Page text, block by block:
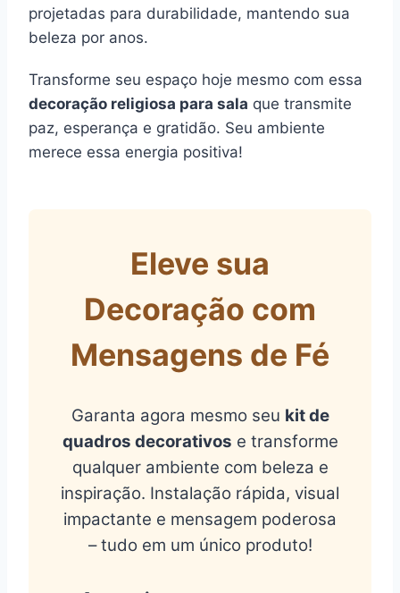
projetadas para durabilidade, mantendo sua
beleza por anos.
Transforme seu espaço hoje mesmo com essa
decoração religiosa para sala que transmite
paz, esperança e gratidão. Seu ambiente
merece essa energia positiva!
Eleve sua
Decoração com
Mensagens de Fé
Garanta agora mesmo seu kit de
quadros decorativos e transforme
qualquer ambiente com beleza e
inspiração. Instalação rápida, visual
impactante e mensagem poderosa
– tudo em um único produto!